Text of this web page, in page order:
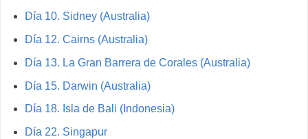
Día 10. Sidney (Australia)
Día 12. Cairns (Australia)
Día 13. La Gran Barrera de Corales (Australia)
Día 15. Darwin (Australia)
Día 18. Isla de Bali (Indonesia)
Día 22. Singapur